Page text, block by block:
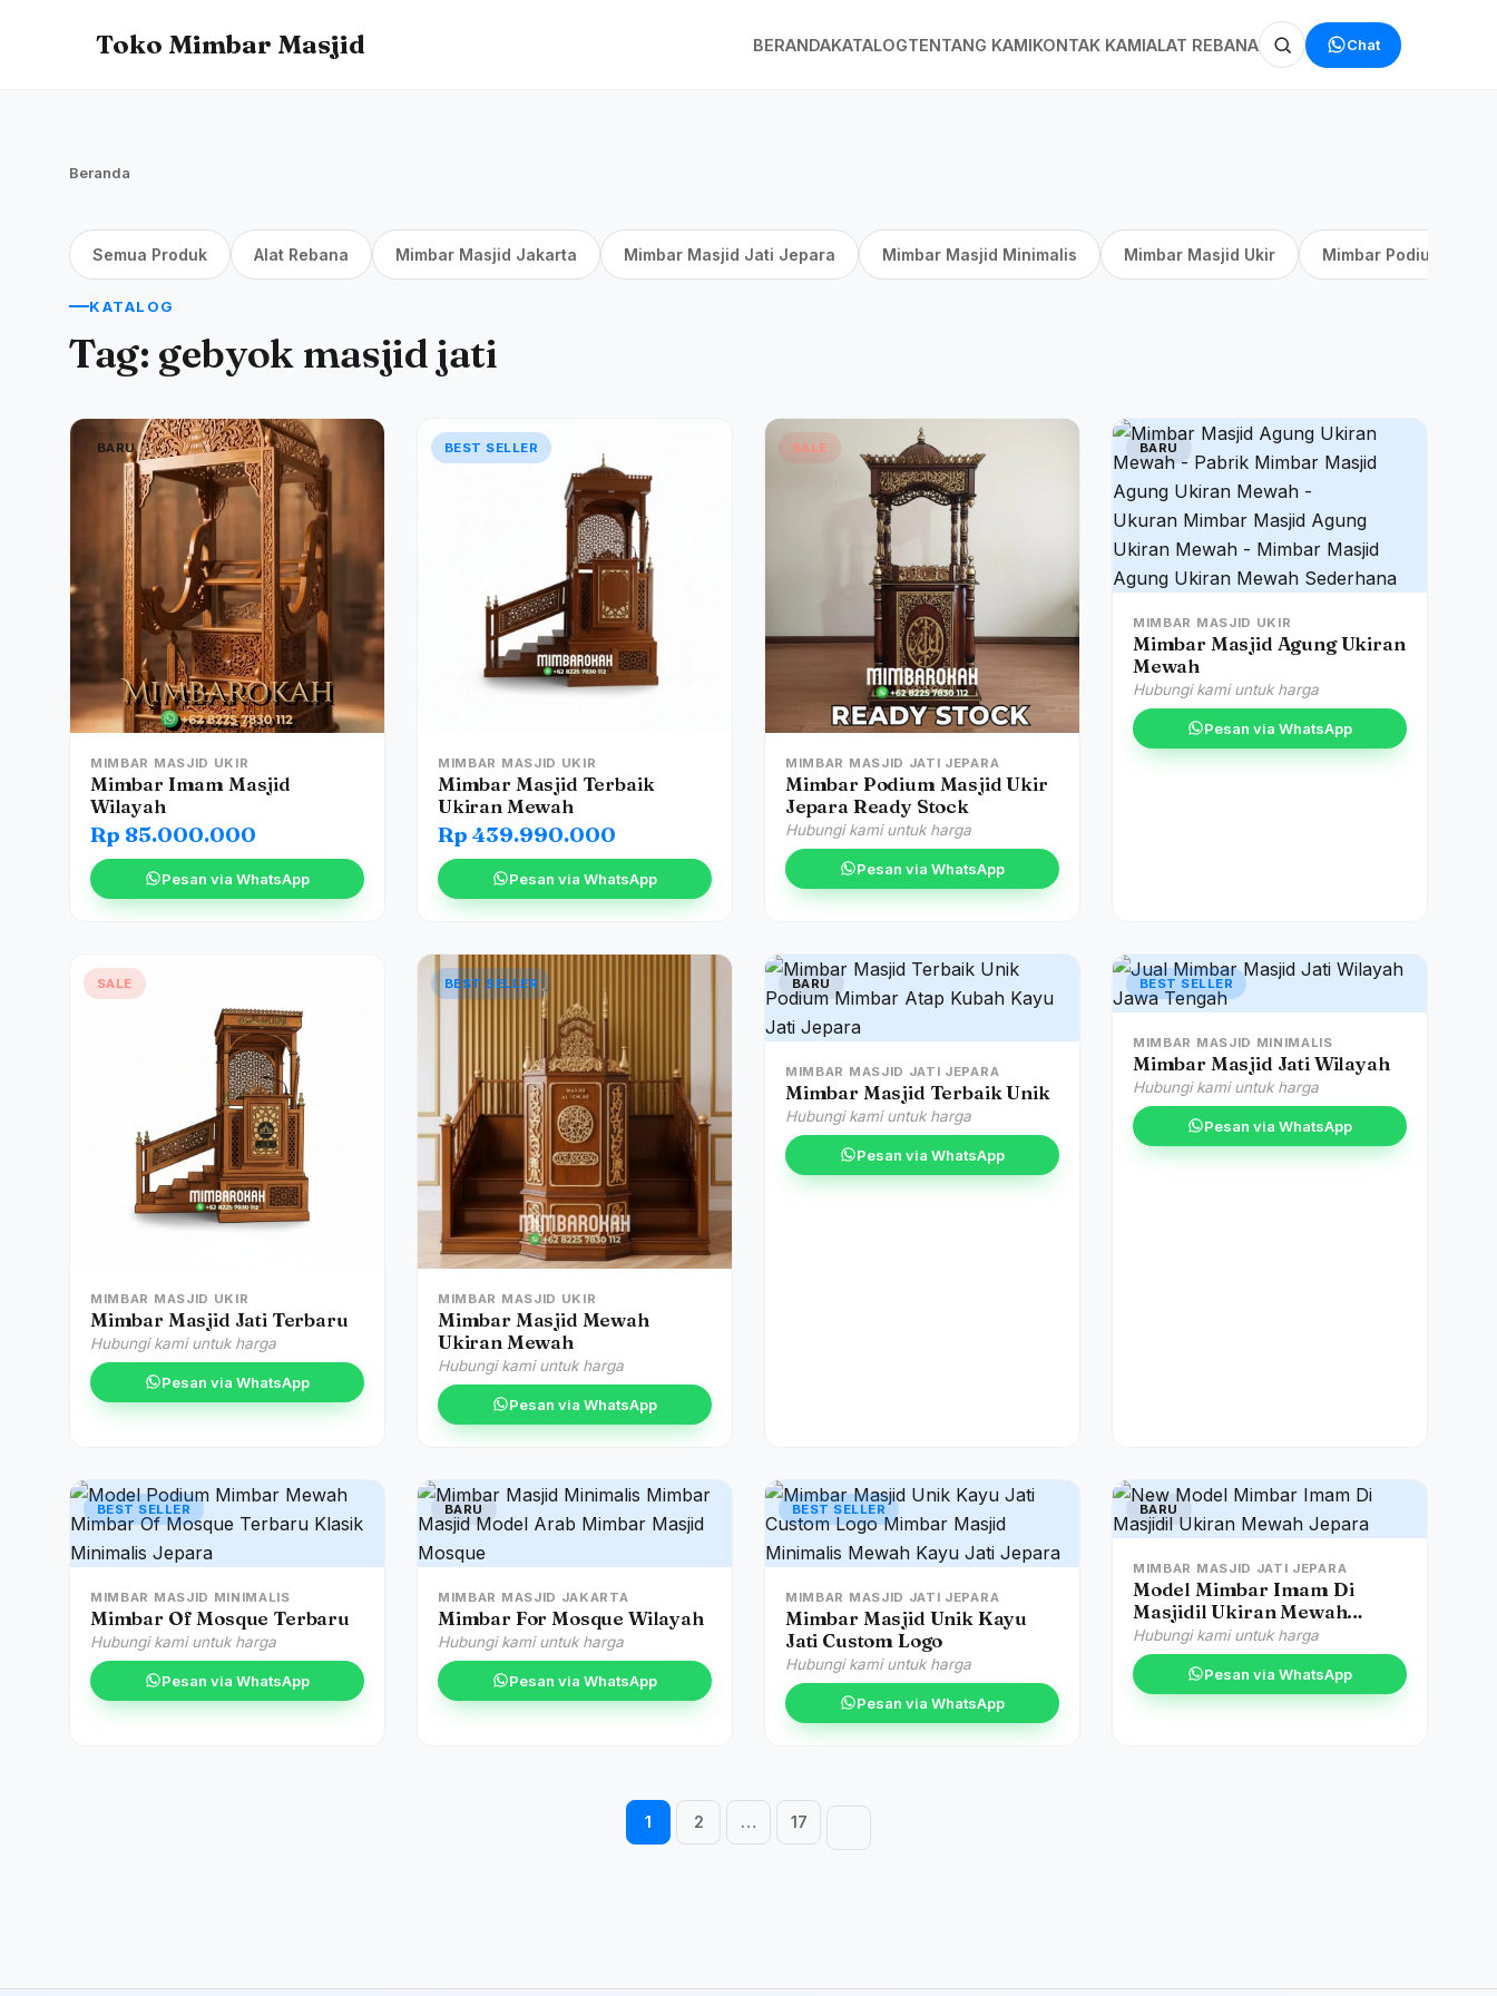
Toko Mimbar Masjid BERANDAKATALOGTENTANG KAMIKONTAK KAMIALAT REBANA Chat
Beranda
Semua Produk Alat Rebana Mimbar Masjid Jakarta Mimbar Masjid Jati Jepara Mimbar Masjid Minimalis Mimbar Masjid Ukir Mimbar Podium
KATALOG
Tag: gebyok masjid jati
BARU
MIMBAR MASJID UKIR
Mimbar Imam Masjid
Wilayah
Rp 85.000.000
Pesan via WhatsApp
BEST SELLER
MIMBAR MASJID UKIR
Mimbar Masjid Terbaik
Ukiran Mewah
Rp 439.990.000
Pesan via WhatsApp
SALE
MIMBAR MASJID JATI JEPARA
Mimbar Podium Masjid Ukir
Jepara Ready Stock
Hubungi kami untuk harga
Pesan via WhatsApp
BARU
MIMBAR MASJID UKIR
Mimbar Masjid Agung Ukiran
Mewah
Hubungi kami untuk harga
Pesan via WhatsApp
SALE
MIMBAR MASJID UKIR
Mimbar Masjid Jati Terbaru
Hubungi kami untuk harga
Pesan via WhatsApp
BEST SELLER
MIMBAR MASJID UKIR
Mimbar Masjid Mewah
Ukiran Mewah
Hubungi kami untuk harga
Pesan via WhatsApp
BARU
MIMBAR MASJID JATI JEPARA
Mimbar Masjid Terbaik Unik
Hubungi kami untuk harga
Pesan via WhatsApp
BEST SELLER
MIMBAR MASJID MINIMALIS
Mimbar Masjid Jati Wilayah
Hubungi kami untuk harga
Pesan via WhatsApp
BEST SELLER
MIMBAR MASJID MINIMALIS
Mimbar Of Mosque Terbaru
Hubungi kami untuk harga
Pesan via WhatsApp
BARU
MIMBAR MASJID JAKARTA
Mimbar For Mosque Wilayah
Hubungi kami untuk harga
Pesan via WhatsApp
BEST SELLER
MIMBAR MASJID JATI JEPARA
Mimbar Masjid Unik Kayu
Jati Custom Logo
Hubungi kami untuk harga
Pesan via WhatsApp
BARU
MIMBAR MASJID JATI JEPARA
Model Mimbar Imam Di
Masjidil Ukiran Mewah
Jepara
Hubungi kami untuk harga
Pesan via WhatsApp
Navigasi halaman
1 2 … 17